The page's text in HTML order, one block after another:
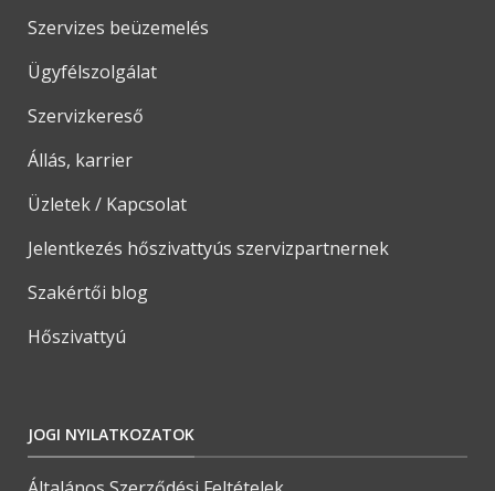
Szervizes beüzemelés
Ügyfélszolgálat
Szervizkereső
Állás, karrier
Üzletek / Kapcsolat
Jelentkezés hőszivattyús szervizpartnernek
Szakértői blog
Hőszivattyú
JOGI NYILATKOZATOK